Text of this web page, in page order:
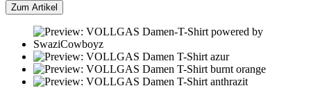
Zum Artikel